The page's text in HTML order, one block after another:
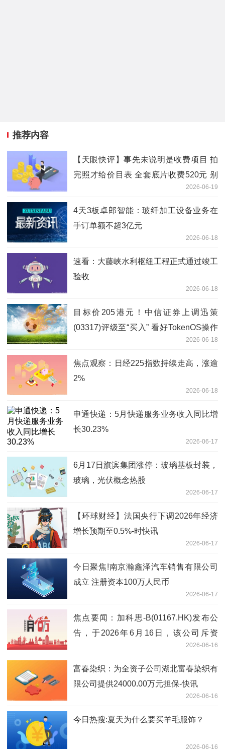
推荐内容
【天眼快评】事先未说明是收费项目 拍
完照才给价目表 全套底片收费520元 别
让幼儿园“毕业照”变了味！ 当前关注2026-06-19
4天3板卓郎智能：玻纤加工设备业务在
手订单额不超3亿元
2026-06-18
速看：大藤峡水利枢纽工程正式通过竣工
验收
2026-06-18
目标价205港元！中信证券上调迅策
(03317)评级至“买入” 看好TokenOS操作
2026-06-18
焦点观察：日经225指数持续走高，涨逾
2%
2026-06-18
申通快递：5月快递服务业务收入同比增
长30.23%
2026-06-17
6月17日旗滨集团涨停：玻璃基板封装，
玻璃，光伏概念热股
2026-06-17
【环球财经】法国央行下调2026年经济
增长预期至0.5%-时快讯
2026-06-17
今日聚焦!南京瀚鑫泽汽车销售有限公司
成立 注册资本100万人民币
2026-06-17
焦点要闻：加科思-B(01167.HK)发布公
告，于2026年6月16日，该公司斥资
2026-06-16
富春染织：为全资子公司湖北富春染织有
限公司提供24000.00万元担保-快讯
2026-06-16
今日热搜:夏天为什么要买羊毛服饰？
2026-06-16